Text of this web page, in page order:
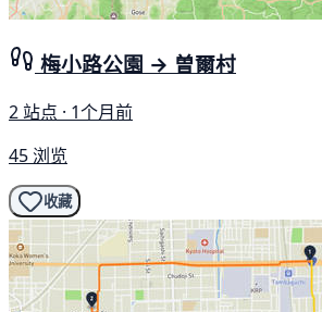
梅小路公園 → 曽爾村
2 站点 · 1个月前
45 浏览
收藏